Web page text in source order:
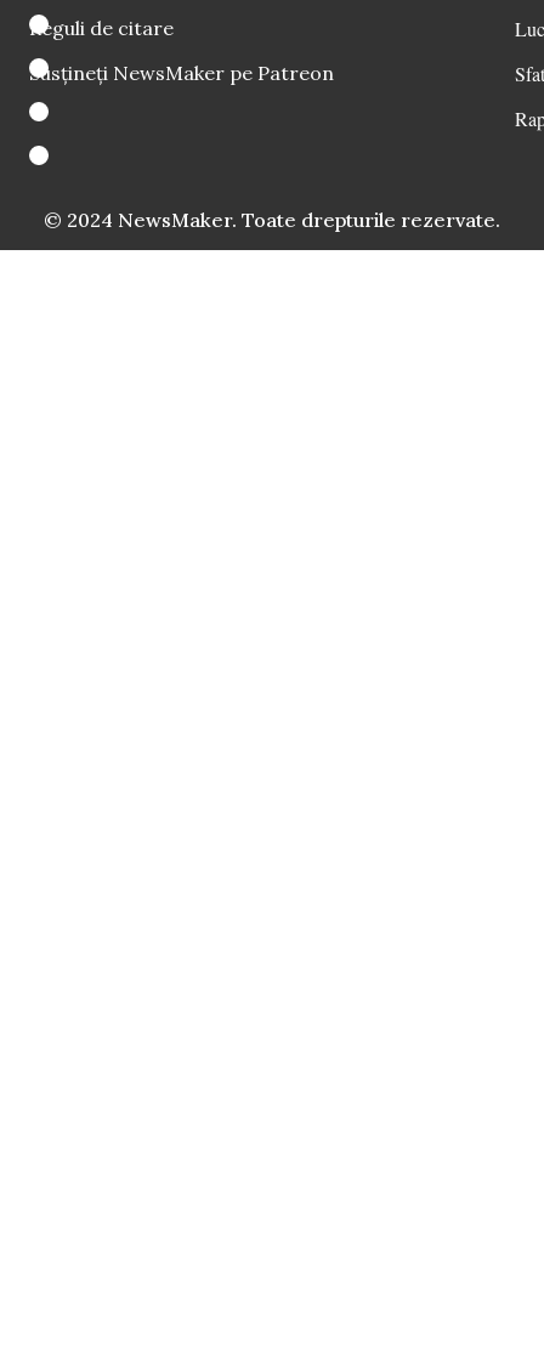
Reguli de citare
Susțineți NewsMaker pe Patreon
© 2024 NewsMaker. Toate drepturile rezervate.